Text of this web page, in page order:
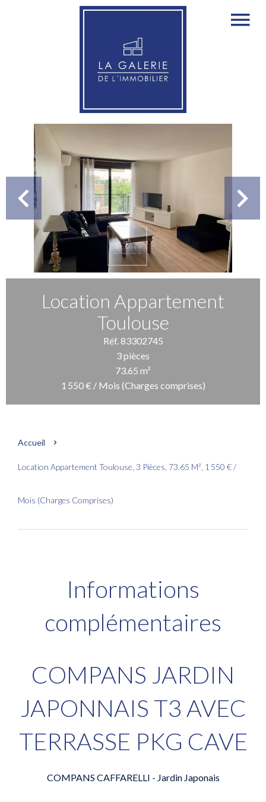
Location Appartement
Toulouse
Réf. 83302745
3 pièces
73.65 m²
1 550 € / Mois (Charges comprises)
Accueil
Location Appartement Toulouse, 3 Pièces, 73.65 M², 1 550 € /
Mois (Charges Comprises)
Informations
complémentaires
COMPANS JARDIN
JAPONNAIS T3 AVEC
TERRASSE PKG CAVE
COMPANS CAFFARELLI - Jardin Japonais